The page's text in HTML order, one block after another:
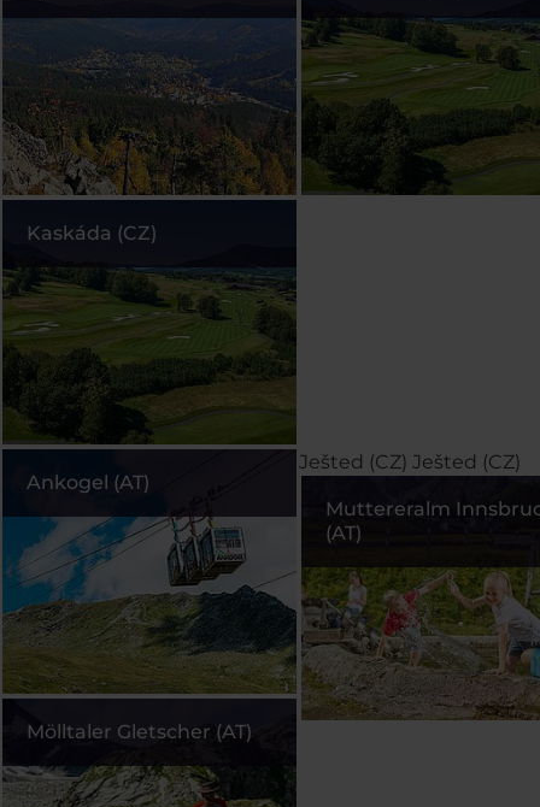
Kaskáda (CZ)
Ješted (CZ) Ješted (CZ)
Ankogel (AT)
Muttereralm
(AT)
Mölltaler Gletscher (AT)